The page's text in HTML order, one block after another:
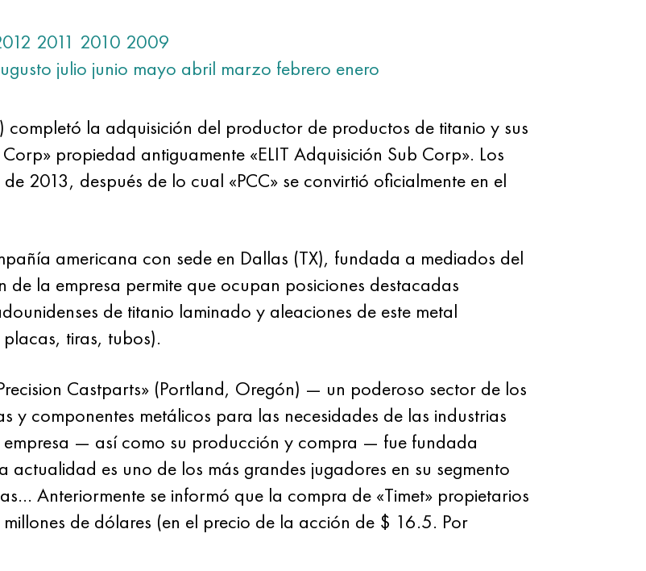
2011 2010 2009
julio junio mayo abril marzo febrero enero
completó la adquisición del productor de productos de titanio y sus
propiedad antiguamente «ELIT Adquisición Sub Corp». Los
2013, después de lo cual «PCC» se convirtió oficialmente en el
americana con sede en Dallas (TX), fundada a mediados del
la empresa permite que ocupan posiciones destacadas
de titanio laminado y aleaciones de este metal
tiras, tubos).
Castparts» (Portland, Oregón) — un poderoso sector de los
y componentes metálicos para las necesidades de las industrias
— así como su producción y compra — fue fundada
es uno de los más grandes jugadores en su segmento
Anteriormente se informó que la compra de «Timet» propietarios
de dólares (en el precio de la acción de $ 16.5. Por